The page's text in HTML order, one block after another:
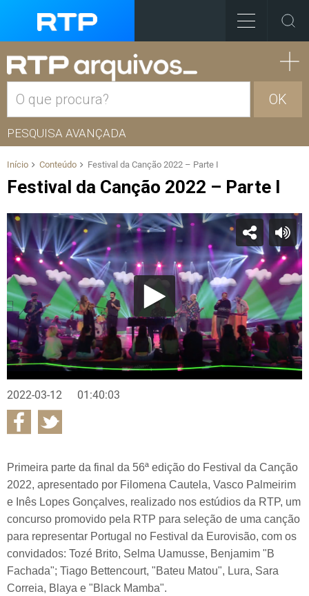
OK
PESQUISA AVANÇADA
Início Conteúdo Festival da Canção 2022 – Parte I
Festival da Canção 2022 – Parte I
2022-03-12 01:40:03
Primeira parte da final da 56ª edição do Festival da Canção
2022, apresentado por Filomena Cautela, Vasco Palmeirim
e Inês Lopes Gonçalves, realizado nos estúdios da RTP, um
concurso promovido pela RTP para seleção de uma canção
para representar Portugal no Festival da Eurovisão, com os
convidados: Tozé Brito, Selma Uamusse, Benjamim "B
Fachada"; Tiago Bettencourt, "Bateu Matou", Lura, Sara
Correia, Blaya e "Black Mamba".